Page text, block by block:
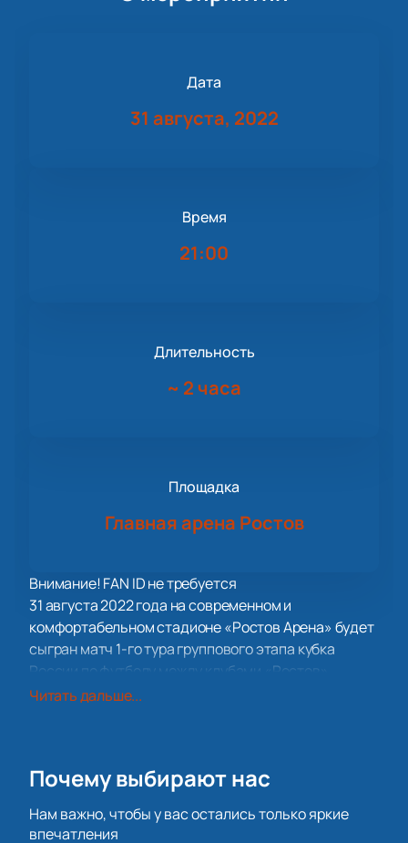
Дата
31 августа, 2022
Время
21:00
Длительность
~ 2 часа
Площадка
Главная арена Ростов
Внимание! FAN ID не требуется
31 августа 2022 года на современном и
комфортабельном стадионе «Ростов Арена» будет
сыгран матч 1-го тура группового этапа кубка
России по футболу между клубами «Ростов»
(Ростов-на-Дону) и «Динамо» (Москва).
сильными соперниками, с которыми стоит
1930 году, «Ростов» долгое время выступал на
Читать дальше...
Почему выбирают нас
Нам важно, чтобы у вас остались только яркие
впечатления